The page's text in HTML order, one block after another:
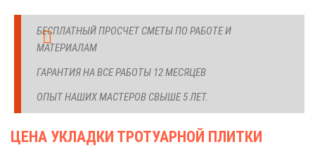
БЕСПЛАТНЫЙ ПРОСЧЕТ СМЕТЫ ПО РАБОТЕ И
МАТЕРИАЛАМ
ГАРАНТИЯ НА ВСЕ РАБОТЫ 12 МЕСЯЦЕВ
ОПЫТ НАШИХ МАСТЕРОВ СВЫШЕ 5 ЛЕТ.
ЦЕНА УКЛАДКИ ТРОТУАРНОЙ ПЛИТКИ